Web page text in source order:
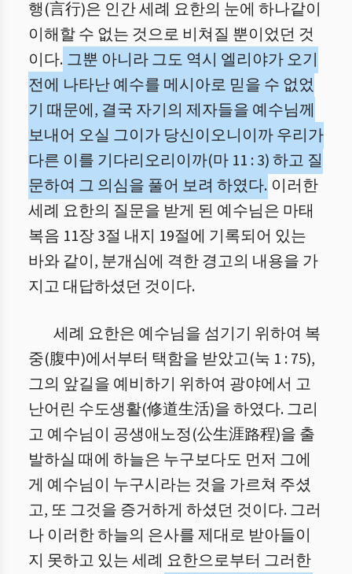
행(言行)은 인간 세례 요한의 눈에 하나같이
이해할 수 없는 것으로 비쳐질 뿐이었던 것
이다. 그뿐 아니라 그도 역시 엘리야가 오기
전에 나타난 예수를 메시아로 믿을 수 없었
기 때문에, 결국 자기의 제자들을 예수님께
보내어 오실 그이가 당신이오니이까 우리가
다른 이를 기다리오리이까(마 11 : 3) 하고 질
문하여 그 의심을 풀어 보려 하였다. 이러한
세례 요한의 질문을 받게 된 예수님은 마태
복음 11장 3절 내지 19절에 기록되어 있는
바와 같이, 분개심에 격한 경고의 내용을 가
지고 대답하셨던 것이다.
세례 요한은 예수님을 섬기기 위하여 복
중(腹中)에서부터 택함을 받았고(눅 1 : 75),
그의 앞길을 예비하기 위하여 광야에서 고
난어린 수도생활(修道生活)을 하였다. 그리
고 예수님이 공생애노정(公生涯路程)을 출
발하실 때에 하늘은 누구보다도 먼저 그에
게 예수님이 누구시라는 것을 가르쳐 주셨
고, 또 그것을 증거하게 하셨던 것이다. 그러
나 이러한 하늘의 은사를 제대로 받아들이
지 못하고 있는 세례 요한으로부터 그러한